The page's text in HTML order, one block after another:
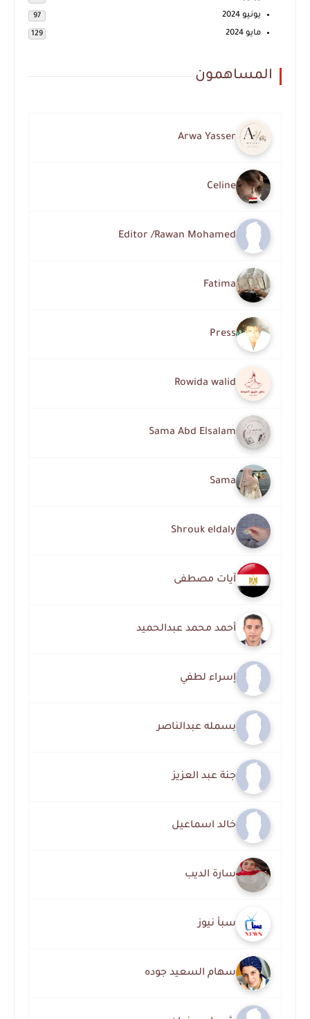
يونيو 2024 97
مايو 2024 129
المساهمون
Arwa Yasser
Celine
Editor /Rawan Mohamed
Fatima
Press
Rowida walid
Sama Abd Elsalam
Sama
Shrouk eldaly
آيات مصطفى
أحمد محمد عبدالحميد
إسراء لطفي
بسمله عبدالناصر
جنة عبد العزيز
خالد اسماعيل
سارة الديب
سبأ نيوز
سهام السعيد جوده